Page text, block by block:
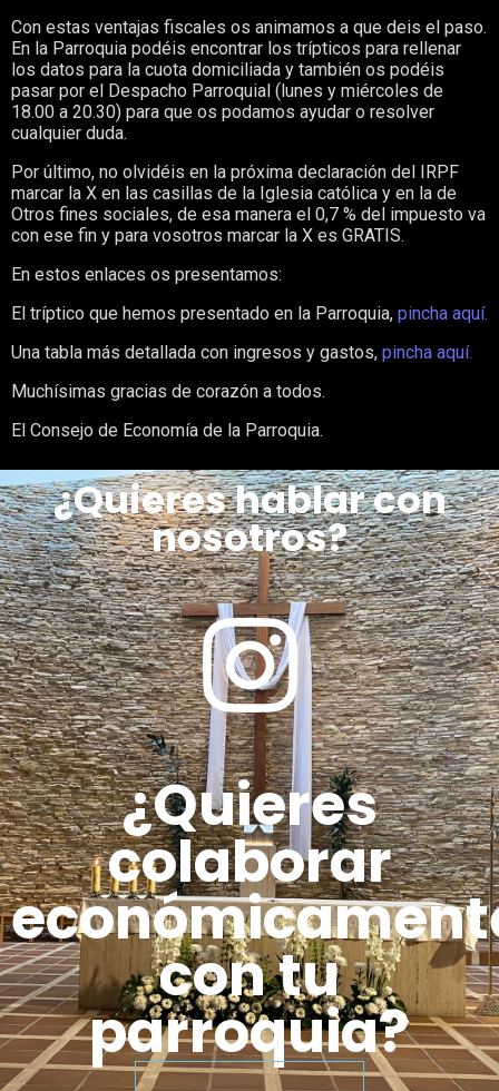
Con estas ventajas fiscales os animamos a que deis el paso.
En la Parroquia podéis encontrar los trípticos para rellenar
los datos para la cuota domiciliada y también os podéis
pasar por el Despacho Parroquial (lunes y miércoles de
18.00 a 20.30) para que os podamos ayudar o resolver
cualquier duda.
Por último, no olvidéis en la próxima declaración del IRPF
marcar la X en las casillas de la Iglesia católica y en la de
Otros fines sociales, de esa manera el 0,7 % del impuesto va
con ese fin y para vosotros marcar la X es GRATIS.
En estos enlaces os presentamos:
El tríptico que hemos presentado en la Parroquia, pincha aquí.
Una tabla más detallada con ingresos y gastos, pincha aquí.
Muchísimas gracias de corazón a todos.
El Consejo de Economía de la Parroquia.
¿Quieres hablar con
nosotros?
¿Quieres
colaborar
con tu
parroquia?